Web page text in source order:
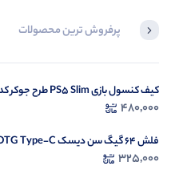
پرفروش ترین محصولات
کیف کنسول بازی PS5 Slim طرح جوکر کد 3
480,000
فلش 64 گیگ سن دیسک SanDisk Ultra OTG Type-C
325,000
محصولی مشاهده نکرده‌اید
مشاهده محصولات